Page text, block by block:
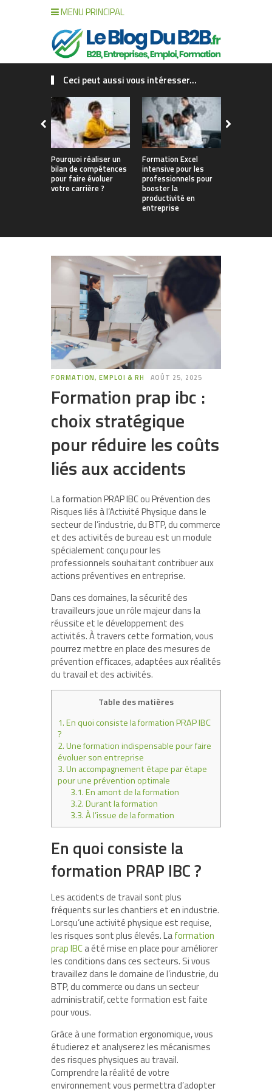
MENU PRINCIPAL
Ceci peut aussi vous intéresser...
Pourquoi réaliser un
bilan de compétences
pour faire évoluer
votre carrière ?
Formation Excel
intensive pour les
professionnels pour
booster la
productivité en
entreprise
FORMATION, EMPLOI & RH AOÛT 25, 2025
Formation prap ibc :
choix stratégique
pour réduire les coûts
liés aux accidents
La formation PRAP IBC ou Prévention des
Risques liés à l’Activité Physique dans le
secteur de l’industrie, du BTP, du commerce
et des activités de bureau est un module
spécialement conçu pour les
professionnels souhaitant contribuer aux
actions préventives en entreprise.
Dans ces domaines, la sécurité des
travailleurs joue un rôle majeur dans la
réussite et le développement des
activités. À travers cette formation, vous
pourrez mettre en place des mesures de
prévention efficaces, adaptées aux réalités
du travail et des activités.
Table des matières
1.En quoi consiste la formation PRAP IBC
?
2.Une formation indispensable pour faire
évoluer son entreprise
3.Un accompagnement étape par étape
pour une prévention optimale
3.1.En amont de la formation
3.2.Durant la formation
3.3.À l’issue de la formation
En quoi consiste la
formation PRAP IBC ?
Les accidents de travail sont plus
fréquents sur les chantiers et en industrie.
Lorsqu’une activité physique est requise,
les risques sont plus élevés. Laformation
prap IBCa été mise en place pour améliorer
les conditions dans ces secteurs. Si vous
travaillez dans le domaine de l’industrie, du
BTP, du commerce ou dans un secteur
administratif, cette formation est faite
pour vous.
Grâce à une formation ergonomique, vous
étudierez et analyserez les mécanismes
des risques physiques au travail.
Comprendre la réalité de votre
environnement vous permettra d’adopter